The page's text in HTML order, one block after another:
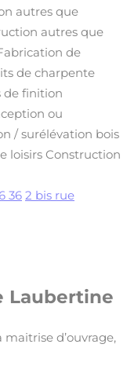
autres que
autres que
de
de charpente
de finition
ou
/ surélévation bois
loisirs Construction
36 2 bis rue
Laubertine
d’ouvrage,